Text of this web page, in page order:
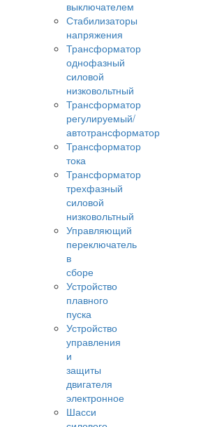
выключателем
Стабилизаторы
напряжения
Трансформатор
однофазный
силовой
низковольтный
Трансформатор
регулируемый/
автотрансформатор
Трансформатор
тока
Трансформатор
трехфазный
силовой
низковольтный
Управляющий
переключатель
в
сборе
Устройство
плавного
пуска
Устройство
управления
и
защиты
двигателя
электронное
Шасси